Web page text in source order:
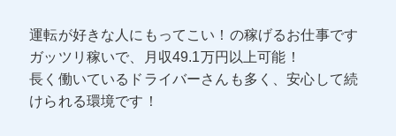
運転が好きな人にもってこい！の稼げるお仕事です
ガッツリ稼いで、月収49.1万円以上可能！
長く働いているドライバーさんも多く、安心して続
けられる環境です！